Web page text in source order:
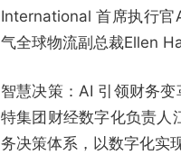
International 首席执行官
气全球物流副总裁Ellen
智慧决策：AI 引领财务
特集团财经数字化负责人
务决策体系，以数字化实